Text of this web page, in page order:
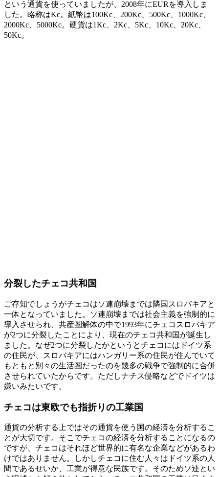
という通貨を使っていましたが、2008年にEURを導入しま
した。略称はKc。紙幣は100Kc、200Kc、500Kc、1000Kc、
2000Kc、5000Kc。硬貨は1Kc、2Kc、5Kc、10Kc、20Kc、
50Kc。
分裂したチェコ共和国
ご存知でしょうがチェコはソ連崩壊までは隣国スロバキアと
一体となっていました。ソ連崩壊までは社会主義を強制的に
導入させられ、共産圏解体の中で1993年にチェコスロバキア
が2つに分裂したことにより、現在のチェコ共和国が誕生し
ました。なぜ2つに分裂したかというとチェコにはドイツ系
の住民が、スロバキアにはハンガリー系の住民が住んでいて
もともと別々の生活圏だったのを幾多の戦争で強制的に合併
させられていたからです。ただしナチス侵略などでドイツは
嫌いみたいです。
チェコは東欧でも指折りの工業国
通貨の分析する上ではその通貨を使う国の経済を分析するこ
とが大切です。そこでチェコの経済を分析することになるの
ですが、チェコはそれほど世界的に有名な企業などがあるわ
けではありません。しかしチェコに住む人々はドイツ系の人
間であるせいか、工業が得意な民族です。そのためソ連とい